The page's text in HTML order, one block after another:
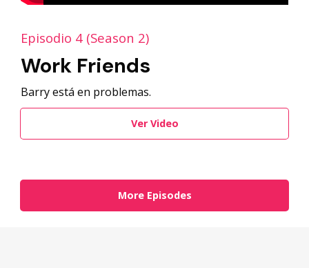
Episodio 4 (Season 2)
Work Friends
Barry está en problemas.
Ver Video
More Episodes